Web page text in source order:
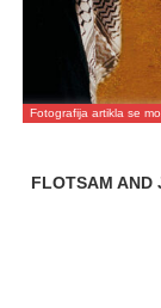
Fotografija artikla se
FLOTSAM